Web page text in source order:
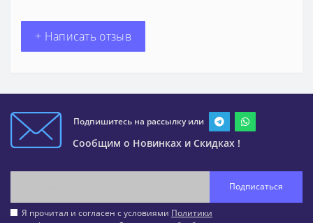
+ Написать отзыв
Подпишитесь на рассылку или
Сообщим о Новинках и Скидках !
Подписаться
Я прочитал и согласен с условиями Политики